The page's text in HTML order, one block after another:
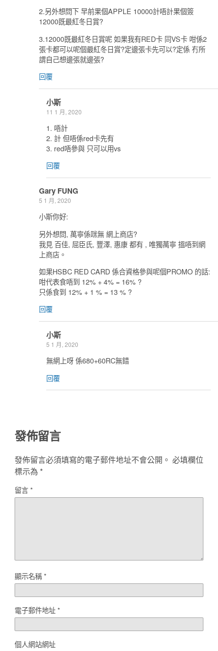
2.另外想問下 早前果個APPLE 10000計唔計果個簽
12000既最紅冬日賞?
3.12000既最紅冬日賞呢 如果我有RED卡 同VS卡 咁係2
張卡都可以呢個最紅冬日賞?定邊張卡先可以?定係 冇所
謂自己想邊張就邊張?
回覆
小斯
11 1 月, 2020
1. 唔計
2. 計 但唔係red卡先有
3. red唔參與 只可以用vs
回覆
Gary FUNG
5 1 月, 2020
小斯你好:
另外想問, 萬寧係咪無 網上商店?
我見 百佳, 屈臣氏, 豐澤, 惠康 都有 , 唯獨萬寧 搵唔到網
上商店。
如果HSBC RED CARD 係合資格參與呢個PROMO 的話:
咁代表食唔到 12% + 4% = 16% ?
只係食到 12% + 1 % = 13 % ?
回覆
小斯
5 1 月, 2020
無網上呀 係680+60RC無錯
回覆
發佈留言
發佈留言必須填寫的電子郵件地址不會公開。 必填欄位
標示為 *
留言*
顯示名稱*
電子郵件地址*
個人網站網址